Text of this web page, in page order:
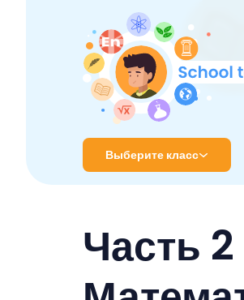
Выберите класс
2 класс
Часть